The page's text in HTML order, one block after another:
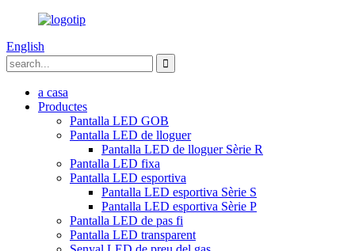
English
a casa
Productes
Pantalla LED GOB
Pantalla LED de lloguer
Pantalla LED de lloguer Sèrie R
Pantalla LED fixa
Pantalla LED esportiva
Pantalla LED esportiva Sèrie S
Pantalla LED esportiva Sèrie P
Pantalla LED de pas fi
Pantalla LED transparent